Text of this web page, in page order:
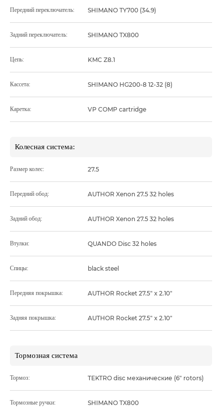
Передний переключатель: SHIMANO TY700 (34.9)
Задний переключатель: SHIMANO TX800
Цепь: KMC Z8.1
Кассета: SHIMANO HG200-8 12-32 (8)
Каретка: VP COMP cartridge
Колесная система:
Размер колес: 27.5
Передний обод: AUTHOR Xenon 27.5 32 holes
Задний обод: AUTHOR Xenon 27.5 32 holes
Втулки: QUANDO Disc 32 holes
Спицы: black steel
Передняя покрышка: AUTHOR Rocket 27.5" x 2.10"
Задняя покрышка: AUTHOR Rocket 27.5" x 2.10"
Тормозная система
Тормоз: TEKTRO disc механические (6" rotors)
Тормозные ручки: SHIMANO TX800